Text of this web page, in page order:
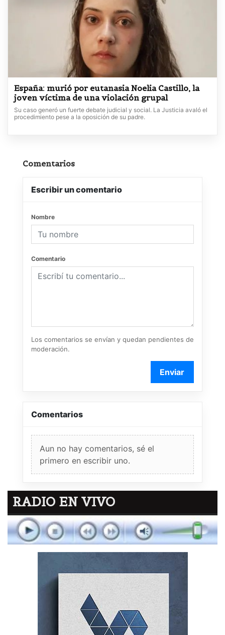
España: murió por eutanasia Noelia Castillo, la
joven víctima de una violación grupal
Su caso generó un fuerte debate judicial y social. La Justicia avaló el
procedimiento pese a la oposición de su padre.
Comentarios
Escribir un comentario
Nombre
Comentario
Los comentarios se envían y quedan pendientes de
moderación.
Enviar
Comentarios
Aun no hay comentarios, sé el
primero en escribir uno.
RADIO EN VIVO